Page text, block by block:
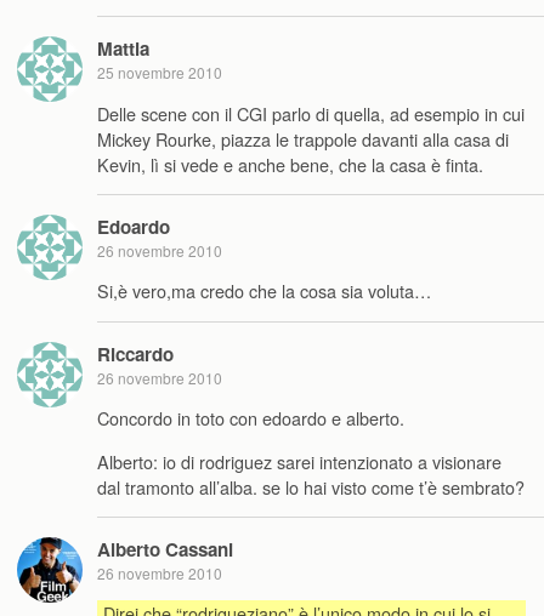
Mattia
25 novembre 2010
Delle scene con il CGI parlo di quella, ad esempio in cui
Mickey Rourke, piazza le trappole davanti alla casa di
Kevin, lì si vede e anche bene, che la casa è finta.
Edoardo
26 novembre 2010
Si,è vero,ma credo che la cosa sia voluta…
Riccardo
26 novembre 2010
Concordo in toto con edoardo e alberto.
Alberto: io di rodriguez sarei intenzionato a visionare
dal tramonto all’alba. se lo hai visto come t’è sembrato?
Alberto Cassani
26 novembre 2010